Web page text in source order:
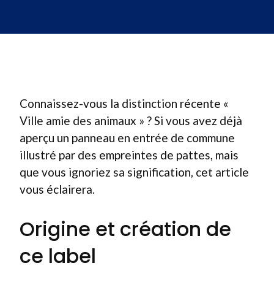
Connaissez-vous la distinction récente «
Ville amie des animaux » ? Si vous avez déjà
aperçu un panneau en entrée de commune
illustré par des empreintes de pattes, mais
que vous ignoriez sa signification, cet article
vous éclairera.
Origine et création de
ce label